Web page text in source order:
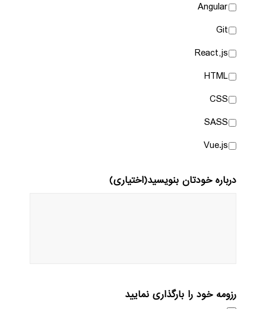
Angular
Git
React,js
HTML
CSS
SASS
Vue.js
درباره خودتان بنویسید(اختیاری)
رزومه خود را بارگذاری نمایید